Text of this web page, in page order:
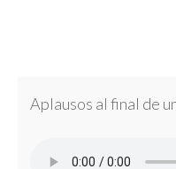
Aplausos al final de